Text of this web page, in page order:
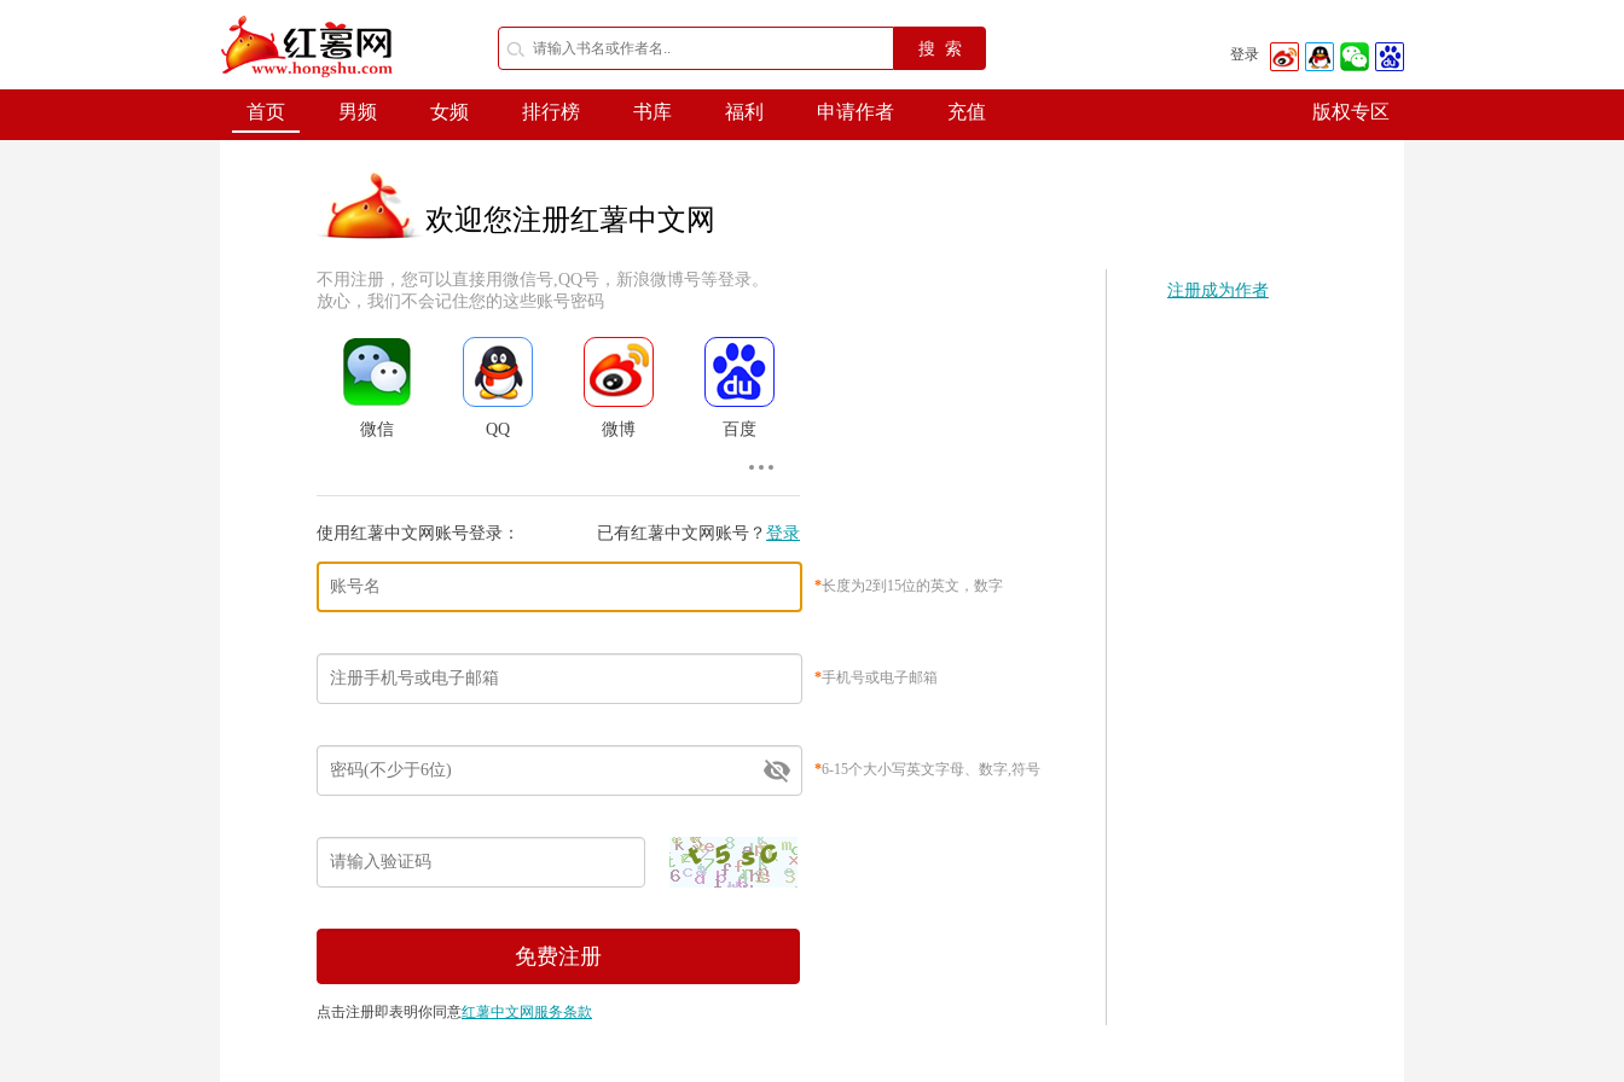
搜 索 登录
首页 男频 女频 排行榜 书库 福利 申请作者 充值 版权专区
欢迎您注册红薯中文网
不用注册，您可以直接用微信号,QQ号，新浪微博号等登录。
放心，我们不会记住您的这些账号密码
微信 QQ 微博 百度
使用红薯中文网账号登录： 已有红薯中文网账号？ 登录
*长度为2到15位的英文，数字
*手机号或电子邮箱
*6-15个大小写英文字母、数字,符号
点击注册即表明你同意红薯中文网服务条款
注册成为作者